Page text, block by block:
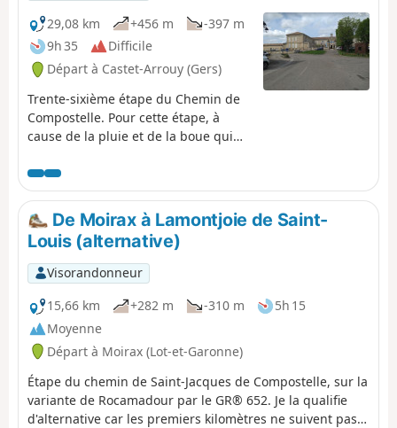
29,08 km
+456 m
-397 m
9h 35
Difficile
Départ à Castet-Arrouy (Gers)
Trente-sixième étape du Chemin de
Compostelle. Pour cette étape, à
cause de la pluie et de la boue qui
glissants, j'ai préféré éviter la ville de
la Romieu. Rien ne vous oblige à
suivre mon parcours et, si le temps le
permet, de rester sur le GR®65 et
visiter la Romieu. Sur ce parcours un
peu long, vous commencez à
apercevoir, au loin, la chaîne des
Pyrénées et le passage obligé pour
l’Espagne qui se profile ! Après la
traversée de Lectoure, capitale du
melon, des montées et descentes
pour passer d'un val à l'autre.
De Moirax à Lamontjoie de Saint-
Louis (alternative)
Visorandonneur
15,66 km
+282 m -310 m
5h 15
Moyenne
Départ à Moirax (Lot-et-Garonne)
Étape du chemin de Saint-Jacques de Compostelle, sur la
variante de Rocamadour par le GR® 652. Je la qualifie
d'alternative car les premiers kilomètres ne suivent pas